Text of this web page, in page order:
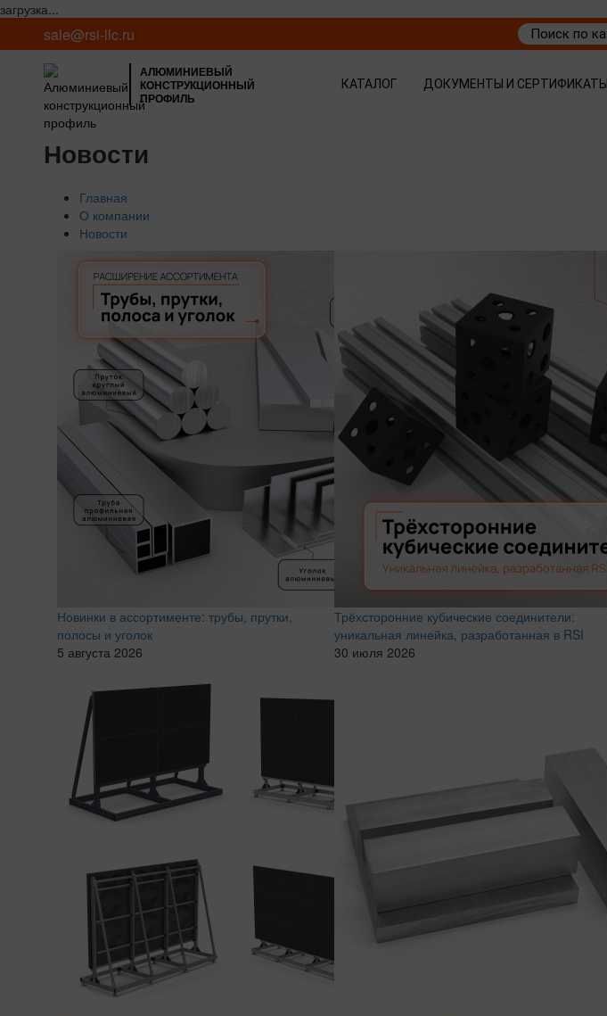
загрузка...
sale@rsi-llc.ru
АЛЮМИНИЕВЫЙ
КОНСТРУКЦИОННЫЙ
ПРОФИЛЬ
КАТАЛОГ ДОКУМЕНТЫ И СЕРТИФИКАТЫ
Новости
Главная
О компании
Новости
Новинки в ассортименте: трубы, прутки,
полосы и уголок
5 августа 2026
Трёхсторонние кубические соединители:
уникальная линейка, разработанная в RSI
30 июля 2026